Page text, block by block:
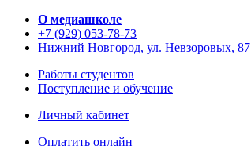
О медиашколе
+7 (929) 053-78-73
Нижний Новгород, ул. Невзоровых, 87
Работы студентов
Поступление и обучение
Личный кабинет
Оплатить онлайн